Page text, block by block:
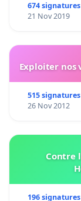
674 signatures
21 Nov 2019
Exploiter nos
515 signatures
26 Nov 2012
Contre
196 signatures